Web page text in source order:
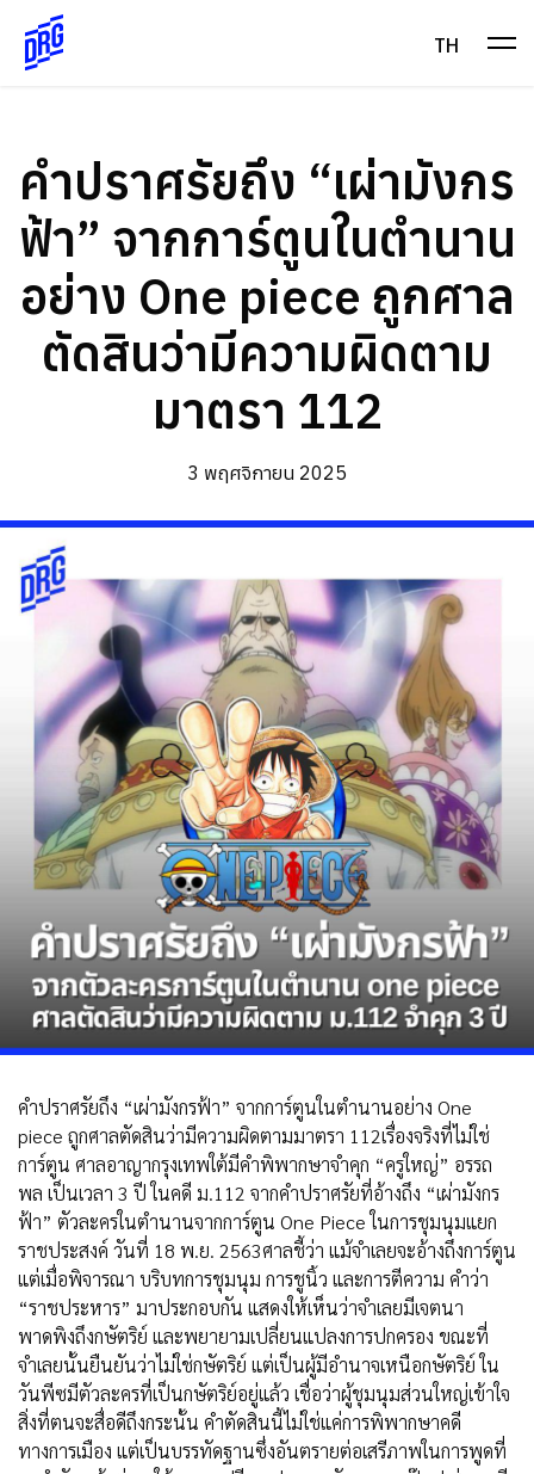
content
TH
คำปราศรัยถึง “เผ่ามังกร
ฟ้า” จากการ์ตูนในตำนาน
อย่าง One piece ถูกศาล
ตัดสินว่ามีความผิดตาม
มาตรา 112
3 พฤศจิกายน 2025
คำปราศรัยถึง “เผ่ามังกรฟ้า” จากการ์ตูนในตำนานอย่าง One
piece ถูกศาลตัดสินว่ามีความผิดตามมาตรา 112เรื่องจริงที่ไม่ใช่
การ์ตูน ศาลอาญากรุงเทพใต้มีคำพิพากษาจำคุก “ครูใหญ่” อรรถ
พล เป็นเวลา 3 ปี ในคดี ม.112 จากคำปราศรัยที่อ้างถึง “เผ่ามังกร
ฟ้า” ตัวละครในตำนานจากการ์ตูน One Piece ในการชุมนุมแยก
ราชประสงค์ วันที่ 18 พ.ย. 2563ศาลชี้ว่า แม้จำเลยจะอ้างถึงการ์ตูน
แต่เมื่อพิจารณา บริบทการชุมนุม การชูนิ้ว และการตีความ คำว่า
“ราชประหาร” มาประกอบกัน แสดงให้เห็นว่าจำเลยมีเจตนา
พาดพิงถึงกษัตริย์ และพยายามเปลี่ยนแปลงการปกครอง ขณะที่
จำเลยนั้นยืนยันว่าไม่ใช่กษัตริย์ แต่เป็นผู้มีอำนาจเหนือกษัตริย์ ใน
วันพีซมีตัวละครที่เป็นกษัตริย์อยู่แล้ว เชื่อว่าผู้ชุมนุมส่วนใหญ่เข้าใจ
สิ่งที่ตนจะสื่อดีถึงกระนั้น คำตัดสินนี้ไม่ใช่แค่การพิพากษาคดี
ทางการเมือง แต่เป็นบรรทัดฐานซึ่งอันตรายต่อเสรีภาพในการพูดที่